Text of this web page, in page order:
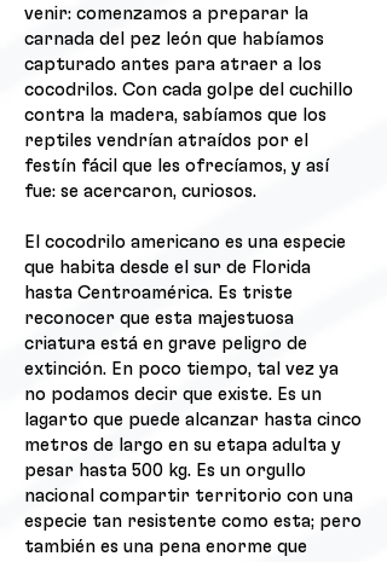
venir: comenzamos a preparar la
carnada del pez león que habíamos
capturado antes para atraer a los
cocodrilos. Con cada golpe del cuchillo
contra la madera, sabíamos que los
reptiles vendrían atraídos por el
festín fácil que les ofrecíamos, y así
fue: se acercaron, curiosos.
El cocodrilo americano es una especie
que habita desde el sur de Florida
hasta Centroamérica. Es triste
reconocer que esta majestuosa
criatura está en grave peligro de
extinción. En poco tiempo, tal vez ya
no podamos decir que existe. Es un
lagarto que puede alcanzar hasta cinco
metros de largo en su etapa adulta y
pesar hasta 500 kg. Es un orgullo
nacional compartir territorio con una
especie tan resistente como esta; pero
también es una pena enorme que